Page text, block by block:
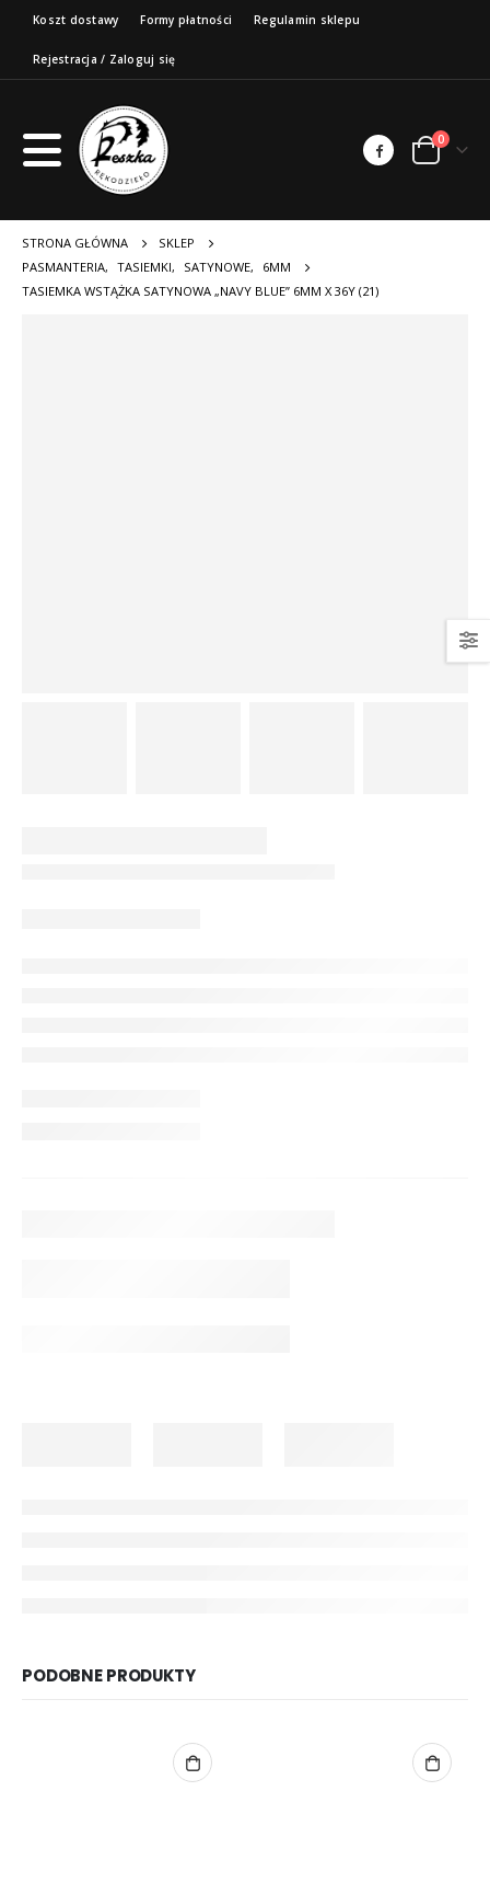
Koszt dostawy Formy płatności Regulamin sklepu
Rejestracja / Zaloguj się
0
STRONA GŁÓWNA
SKLEP
PASMANTERIA, TASIEMKI, SATYNOWE,
6MM
TASIEMKA WSTĄŻKA SATYNOWA „NAVY BLUE” 6MM X 36Y (21)
PODOBNE PRODUKTY